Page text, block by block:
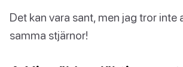
Det kan vara sant, men jag tror inte
samma stjärnor!